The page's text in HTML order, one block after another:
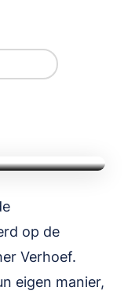
op de
Verhoef.
eigen manier,